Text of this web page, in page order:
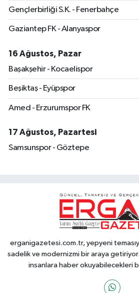
Gençlerbirliği S.K. - Fenerbahçe
Gaziantep FK - Alanyaspor
16 Ağustos, Pazar
Başakşehir - Kocaelispor
Beşiktaş - Eyüpspor
Amed - Erzurumspor FK
17 Ağustos, Pazartesi
Samsunspor - Göztepe
erganigazetesi.com.tr, yepyeni
sadelik ve modernizmi bir araya
insanlara haber okuyabilecekleri